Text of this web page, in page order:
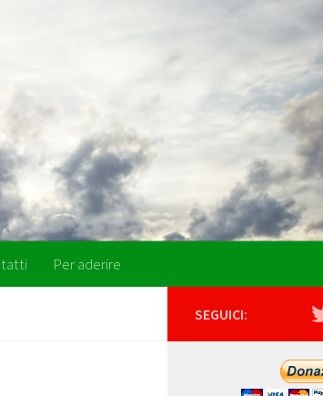
Per aderire
SEGUICI: